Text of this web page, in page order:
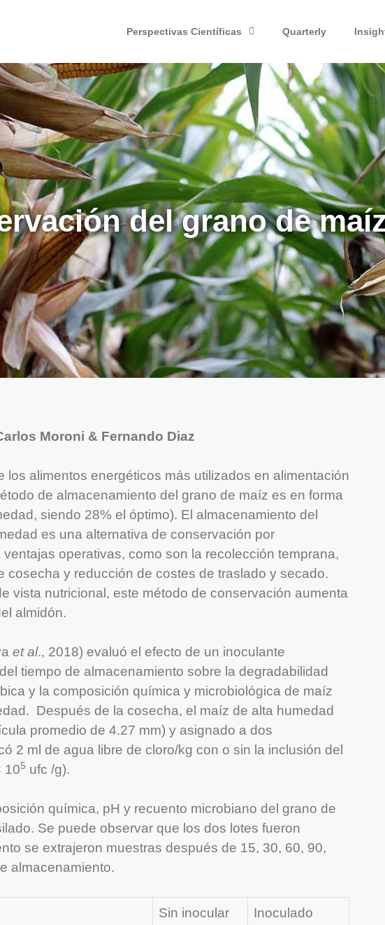
Perspectivas Científicas Quarterly
del grano de
Moroni & Fernando Diaz
los alimentos energéticos más utilizados en alimentación
de almacenamiento del grano de maíz es en forma
siendo 28% el óptimo). El almacenamiento del
es una alternativa de conservación por
operativas, como son la recolección temprana,
cosecha y reducción de costes de traslado y secado.
vista nutricional, este método de conservación aumenta
almidón.
et al., 2018) evaluó el efecto de un inoculante
tiempo de almacenamiento sobre la degradabilidad
y la composición química y microbiológica de maíz
Después de la cosecha, el maíz de alta humedad
promedio de 4.27 mm) y asignado a dos
2 ml de agua libre de cloro/kg con o sin la inclusión del
105 ufc /g).
química, pH y recuento microbiano del grano de
Se puede observar que los dos lotes fueron
se extrajeron muestras después de 15, 30, 60, 90,
almacenamiento.
Sin inocular Inoculado